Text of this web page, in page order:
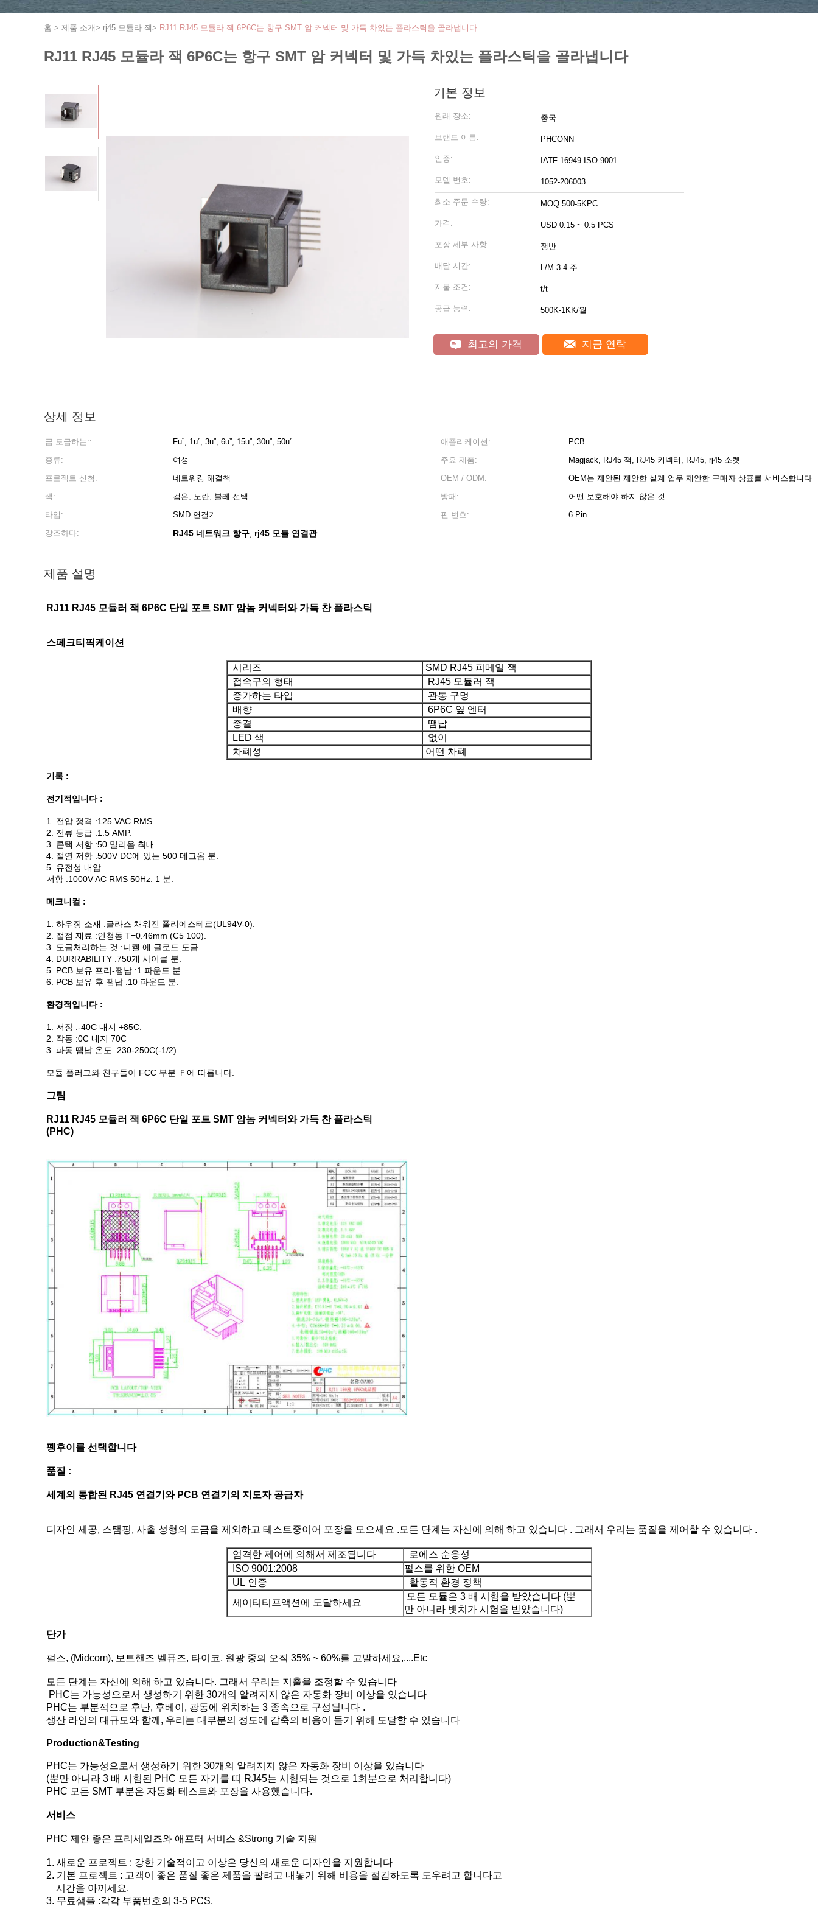
홈 > 제품 소개> rj45 모듈라 잭> RJ11 RJ45 모듈라 잭 6P6C는 항구 SMT 암 커넥터 및 가득 차있는 플라스틱을 골라냅니다
RJ11 RJ45 모듈라 잭 6P6C는 항구 SMT 암 커넥터 및 가득 차있는 플라스틱을 골라냅니다
기본 정보
원래 장소: 중국
브랜드 이름: PHCONN
인증: IATF 16949 ISO 9001
모델 번호: 1052-206003
최소 주문 수량: MOQ 500-5KPC
가격: USD 0.15 ~ 0.5 PCS
포장 세부 사항: 쟁반
배달 시간: L/M 3-4 주
지불 조건: t/t
공급 능력: 500K-1KK/월
최고의 가격 지금 연락
상세 정보
금 도금하는:: Fu”, 1u”, 3u”, 6u”, 15u”, 30u”, 50u” 애플리케이션:
PCB
종류:
여성 주요 제품:
Magjack, RJ45 잭, RJ45 커넥터, RJ45, rj45 소켓
프로젝트 신청:
네트워킹 해결책 OEM / ODM:
OEM는 제안된 제안한 설계 업무 제안한 구매자 상표를 서비스합니다
색:
검은, 노란, 불레 선택 방패:
어떤 보호해야 하지 않은 것
타입:
SMD 연결기 핀 번호:
6 Pin
강조하다:
RJ45 네트워크 항구, rj45 모듈 연결관
제품 설명
RJ11 RJ45 모듈러 잭 6P6C 단일 포트 SMT 암놈 커넥터와 가득 찬 플라스틱
스페크티픽케이션
시리즈
SMD RJ45 피메일 잭
접속구의 형태
RJ45 모듈러 잭
증가하는 타입
관통 구멍
배향
6P6C 옆 엔터
종결
땜납
LED 색
없이
차폐성
어떤 차폐
기록 :
전기적입니다 :
1. 전압 정격 :125 VAC RMS.
2. 전류 등급 :1.5 AMP.
3. 콘택 저항 :50 밀리옴 최대.
4. 절연 저항 :500V DC에 있는 500 메그옴 분.
5. 유전성 내압
저항 :1000V AC RMS 50Hz. 1 분.
메크니컬 :
1. 하우징 소재 :글라스 채워진 폴리에스테르(UL94V-0).
2. 접점 재료 :인청동 T=0.46mm (C5 100).
3. 도금처리하는 것 :니켈 에 글로드 도금.
4. DURRABILITY :750개 사이클 분.
5. PCB 보유 프리-땜납 :1 파운드 분.
6. PCB 보유 후 땜납 :10 파운드 분.
환경적입니다 :
1. 저장 :-40C 내지 +85C.
2. 작동 :0C 내지 70C
3. 파동 땜납 온도 :230-250C(-1/2)
모듈 플러그와 친구들이 FCC 부분 Ｆ에 따릅니다.
그림
RJ11 RJ45 모듈러 잭 6P6C 단일 포트 SMT 암놈 커넥터와 가득 찬 플라스틱
(PHC)
펭후이를 선택합니다
품질 :
세계의 통합된 RJ45 연결기와 PCB 연결기의 지도자 공급자
디자인 세공, 스탬핑, 사출 성형의 도금을 제외하고 테스트중이어 포장을 모으세요 .모든 단계는 자신에 의해 하고 있습니다 . 그래서 우리는 품질을 제어할 수 있습니다 .
엄격한 제어에 의해서 제조됩니다
로에스 순응성
ISO 9001:2008
펄스를 위한 OEM
UL 인증
활동적 환경 정책
세이티티프액션에 도달하세요
모든 모듈은 3 배 시험을 받았습니다 (뿐
만 아니라 뱃치가 시험을 받았습니다)
단가
펄스, (Midcom), 보트핸즈 벨퓨즈, 타이코, 원광 중의 오직 35% ~ 60%를 고발하세요,....Etc
모든 단계는 자신에 의해 하고 있습니다. 그래서 우리는 지출을 조정할 수 있습니다
PHC는 가능성으로서 생성하기 위한 30개의 알려지지 않은 자동화 장비 이상을 있습니다
PHC는 부분적으로 후난, 후베이, 광동에 위치하는 3 종속으로 구성됩니다 .
생산 라인의 대규모와 함께, 우리는 대부분의 정도에 감축의 비용이 들기 위해 도달할 수 있습니다
Production&Testing
PHC는 가능성으로서 생성하기 위한 30개의 알려지지 않은 자동화 장비 이상을 있습니다
(뿐만 아니라 3 배 시험된 PHC 모든 자기를 띠 RJ45는 시험되는 것으로 1회분으로 처리합니다)
PHC 모든 SMT 부분은 자동화 테스트와 포장을 사용했습니다.
서비스
PHC 제안 좋은 프리세일즈와 애프터 서비스 &Strong 기술 지원
1. 새로운 프로젝트 : 강한 기술적이고 이상은 당신의 새로운 디자인을 지원합니다
2. 기본 프로젝트 : 고객이 좋은 품질 좋은 제품을 팔려고 내놓기 위해 비용을 절감하도록 도우려고 합니다고
시간을 아끼세요.
3. 무료샘플 :각각 부품번호의 3-5 PCS.